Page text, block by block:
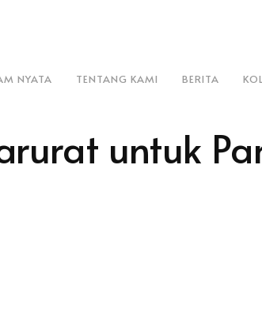
NYATA TENTANG KAMI BERITA
untuk